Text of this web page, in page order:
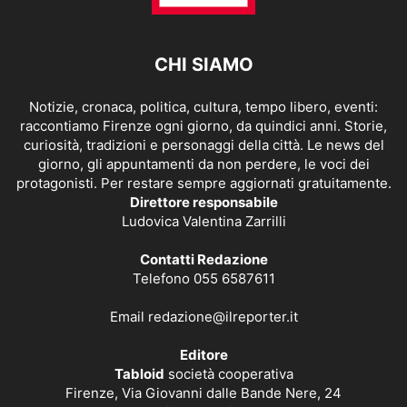
CHI SIAMO
Notizie, cronaca, politica, cultura, tempo libero, eventi:
raccontiamo Firenze ogni giorno, da quindici anni. Storie,
curiosità, tradizioni e personaggi della città. Le news del
giorno, gli appuntamenti da non perdere, le voci dei
protagonisti. Per restare sempre aggiornati gratuitamente.
Direttore responsabile
Ludovica Valentina Zarrilli
Contatti Redazione
Telefono 055 6587611
Email redazione@ilreporter.it
Editore
Tabloid società cooperativa
Firenze, Via Giovanni dalle Bande Nere, 24